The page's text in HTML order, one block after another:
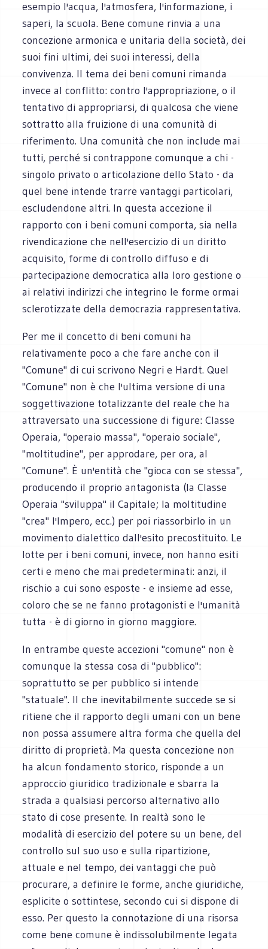
esempio l'acqua, l'atmosfera, l'informazione, i
saperi, la scuola. Bene comune rinvia a una
concezione armonica e unitaria della società, dei
suoi fini ultimi, dei suoi interessi, della
convivenza. Il tema dei beni comuni rimanda
invece al conflitto: contro l'appropriazione, o il
tentativo di appropriarsi, di qualcosa che viene
sottratto alla fruizione di una comunità di
riferimento. Una comunità che non include mai
tutti, perché si contrappone comunque a chi -
singolo privato o articolazione dello Stato - da
quel bene intende trarre vantaggi particolari,
escludendone altri. In questa accezione il
rapporto con i beni comuni comporta, sia nella
rivendicazione che nell'esercizio di un diritto
acquisito, forme di controllo diffuso e di
partecipazione democratica alla loro gestione o
ai relativi indirizzi che integrino le forme ormai
sclerotizzate della democrazia rappresentativa.
Per me il concetto di beni comuni ha
relativamente poco a che fare anche con il
"Comune" di cui scrivono Negri e Hardt. Quel
"Comune" non è che l'ultima versione di una
soggettivazione totalizzante del reale che ha
attraversato una successione di figure: Classe
Operaia, "operaio massa", "operaio sociale",
"moltitudine", per approdare, per ora, al
"Comune". È un'entità che "gioca con se stessa",
producendo il proprio antagonista (la Classe
Operaia "sviluppa" il Capitale; la moltitudine
"crea" l'Impero, ecc.) per poi riassorbirlo in un
movimento dialettico dall'esito precostituito. Le
lotte per i beni comuni, invece, non hanno esiti
certi e meno che mai predeterminati: anzi, il
rischio a cui sono esposte - e insieme ad esse,
coloro che se ne fanno protagonisti e l'umanità
tutta - è di giorno in giorno maggiore.
In entrambe queste accezioni "comune" non è
comunque la stessa cosa di "pubblico":
soprattutto se per pubblico si intende
"statuale". Il che inevitabilmente succede se si
ritiene che il rapporto degli umani con un bene
non possa assumere altra forma che quella del
diritto di proprietà. Ma questa concezione non
ha alcun fondamento storico, risponde a un
approccio giuridico tradizionale e sbarra la
strada a qualsiasi percorso alternativo allo
stato di cose presente. In realtà sono le
modalità di esercizio del potere su un bene, del
controllo sul suo uso e sulla ripartizione,
attuale e nel tempo, dei vantaggi che può
procurare, a definire le forme, anche giuridiche,
esplicite o sottintese, secondo cui si dispone di
esso. Per questo la connotazione di una risorsa
come bene comune è indissolubilmente legata